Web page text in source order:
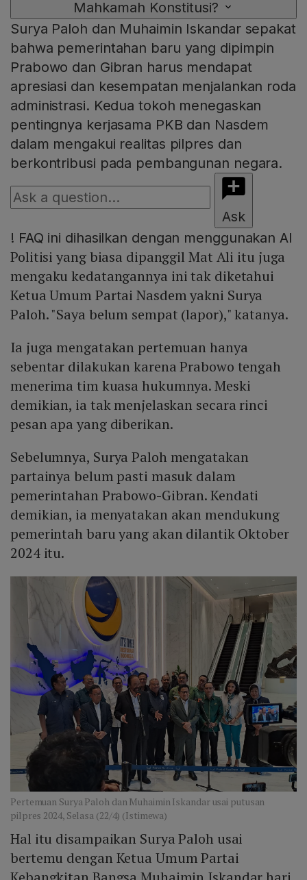
Mahkamah Konstitusi?
Surya Paloh dan Muhaimin Iskandar sepakat
bahwa pemerintahan baru yang dipimpin
Prabowo dan Gibran harus mendapat
apresiasi dan kesempatan menjalankan roda
administrasi. Kedua tokoh menegaskan
pentingnya kerjasama PKB dan Nasdem
dalam mengakui realitas pilpres dan
berkontribusi pada pembangunan negara.
Ask
! FAQ ini dihasilkan dengan menggunakan AI
Politisi yang biasa dipanggil Mat Ali itu juga
mengaku kedatangannya ini tak diketahui
Ketua Umum Partai Nasdem yakni Surya
Paloh. "Saya belum sempat (lapor)," katanya.
Ia juga mengatakan pertemuan hanya
sebentar dilakukan karena Prabowo tengah
menerima tim kuasa hukumnya. Meski
demikian, ia tak menjelaskan secara rinci
pesan apa yang diberikan.
Sebelumnya, Surya Paloh mengatakan
partainya belum pasti masuk dalam
pemerintahan Prabowo-Gibran. Kendati
demikian, ia menyatakan akan mendukung
pemerintah baru yang akan dilantik Oktober
2024 itu.
Pertemuan Surya Paloh dan Muhaimin Iskandar usai putusan
pilpres 2024, Selasa (22/4) (Istimewa)
Hal itu disampaikan Surya Paloh usai
bertemu dengan Ketua Umum Partai